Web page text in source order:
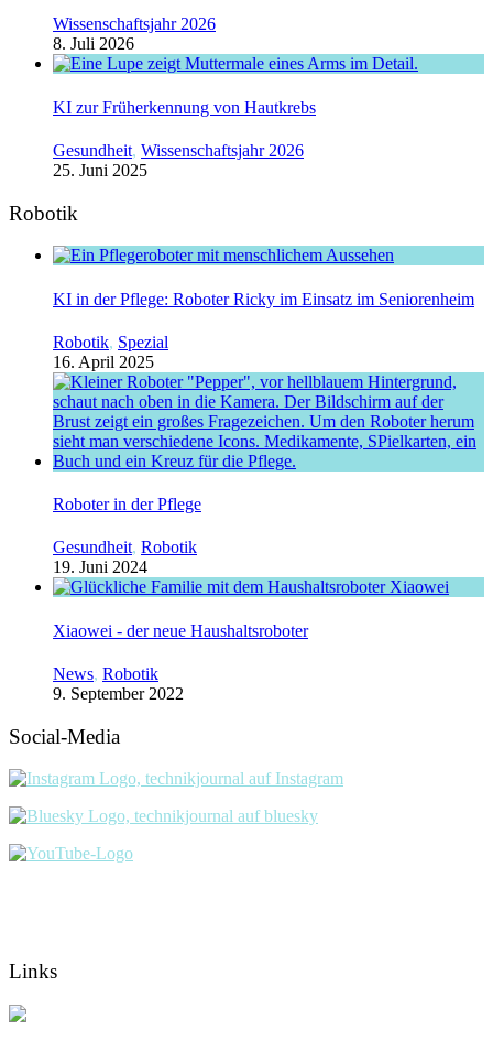
Wissenschaftsjahr 2026
8. Juli 2026
KI zur Früherkennung von Hautkrebs
Gesundheit, Wissenschaftsjahr 2026
25. Juni 2025
Robotik
KI in der Pflege: Roboter Ricky im Einsatz im Seniorenheim
Robotik, Spezial
16. April 2025
Roboter in der Pflege
Gesundheit, Robotik
19. Juni 2024
Xiaowei - der neue Haushaltsroboter
News, Robotik
9. September 2022
Social-Media
Links